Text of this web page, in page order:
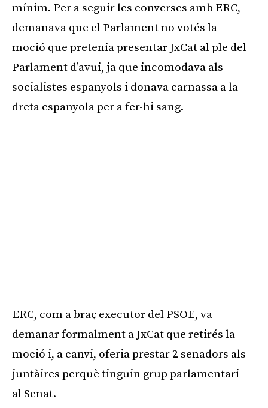
mínim. Per a seguir les converses amb ERC,
demanava que el Parlament no votés la
moció que pretenia presentar JxCat al ple del
Parlament d’avui, ja que incomodava als
socialistes espanyols i donava carnassa a la
dreta espanyola per a fer-hi sang.
ERC, com a braç executor del PSOE, va
demanar formalment a JxCat que retirés la
moció i, a canvi, oferia prestar 2 senadors als
juntàires perquè tinguin grup parlamentari
al Senat.